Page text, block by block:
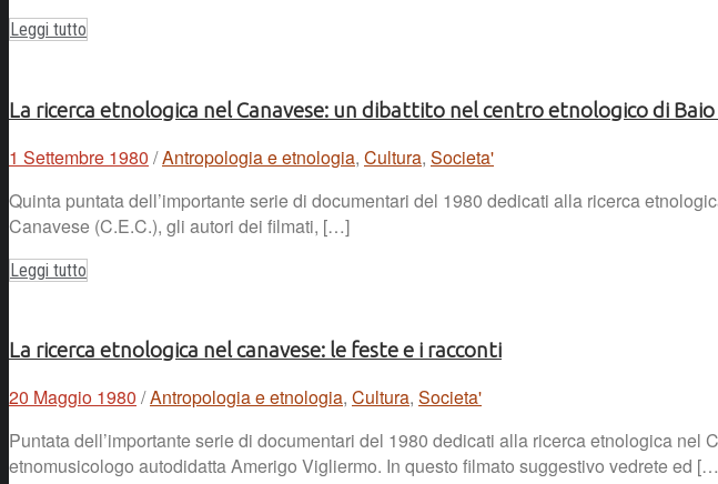
Leggi tutto
La ricerca etnologica nel Canavese: un dibattito nel centro etnologico di Baio
1 Settembre 1980 /Antropologia e etnologia, Cultura, Societa'
Quinta puntata dell’importante serie di documentari del 1980 dedicati alla ricerca
Canavese (C.E.C.), gli autori dei filmati, […]
Leggi tutto
La ricerca etnologica nel canavese: le feste e i racconti
20 Maggio 1980 /Antropologia e etnologia, Cultura, Societa'
Puntata dell’importante serie di documentari del 1980 dedicati alla ricerca etnologica
etnomusicologo autodidatta Amerigo Vigliermo. In questo filmato suggestivo vedrete ed